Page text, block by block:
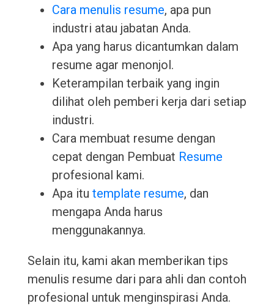
Cara menulis resume, apa pun
industri atau jabatan Anda.
Apa yang harus dicantumkan dalam
resume agar menonjol.
Keterampilan terbaik yang ingin
dilihat oleh pemberi kerja dari setiap
industri.
Cara membuat resume dengan
cepat dengan Pembuat Resume
profesional kami.
Apa itu template resume, dan
mengapa Anda harus
menggunakannya.
Selain itu, kami akan memberikan tips
menulis resume dari para ahli dan contoh
profesional untuk menginspirasi Anda.